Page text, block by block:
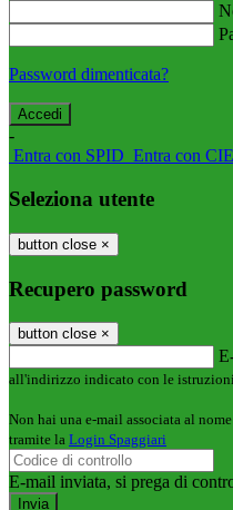
Password dimenticata?
-
Entra con SPID Entra con CIE
Seleziona utente
button close ×
Recupero password
button close ×
all'indirizzo indicato con le istruzioni
Non hai una e-mail associata al
tramite la Login Spaggiari
E-mail inviata, si prega di